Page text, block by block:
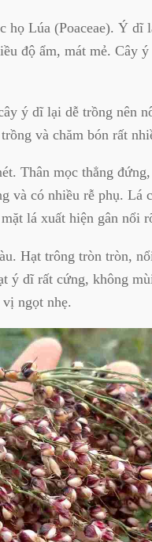
Lúa (Poaceae). Ý dĩ
độ ẩm, mát mẻ. Cây
ý dĩ lại dễ trồng nên
và chăm bón rất
Thân mọc thẳng
và có nhiều rễ phụ. Lá
lá xuất hiện gân nổi
Hạt trông tròn tròn,
ý dĩ rất cứng, không
ngọt nhẹ.